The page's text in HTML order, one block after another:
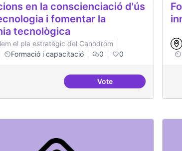
en la conscienciació d'ús
i fomentar la
tecnològica
el pla estratègic del Canòdrom
Formació i capacitació 0 0
VoteFormacions en la